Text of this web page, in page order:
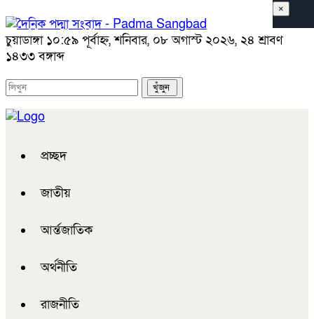
চুয়াডাঙ্গা ১০:৫৯ পূর্বাহ্ন, শনিবার, ০৮ অগাস্ট ২০২৬, ২৪ শ্রাবণ
১৪৩৩ বঙ্গাব্দ
প্রচ্ছদ
জাতীয়
আর্ন্তজাতিক
অর্থনীতি
রাজনীতি
×